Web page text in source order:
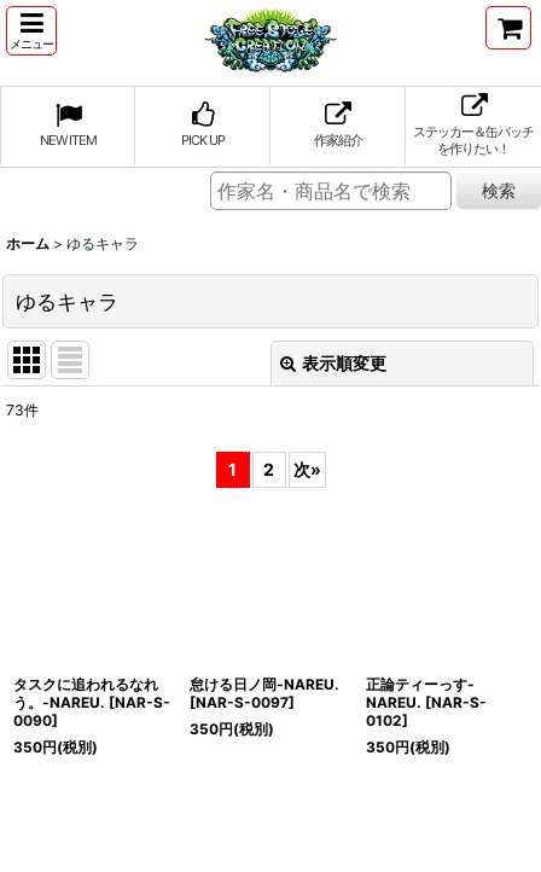
メニュー
NEW ITEM PICK UP 作家紹介
ステッカー＆缶バッチ
を作りたい！
ホーム > ゆるキャラ
ゆるキャラ
表示順変更
73件
1 2 次»
タスクに追われるなれ
う。-NAREU. [NAR-S-
0090]
350円(税別)
怠ける日ノ岡-NAREU.
[NAR-S-0097]
350円(税別)
正論ティーっす-
NAREU. [NAR-S-
0102]
350円(税別)